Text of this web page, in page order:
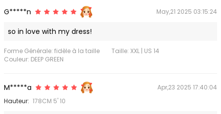
G*****n May,21 2025 03:15:24
so in love with my dress!
Forme Générale: fidèle à la taille
Taille: XXL | US 14
Couleur: DEEP GREEN
M*****a
Apr,23 2025 17:40:04
Hauteur: 178CM 5' 10